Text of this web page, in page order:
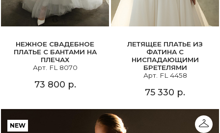
НЕЖНОЕ СВАДЕБНОЕ
ПЛАТЬЕ С БАНТАМИ НА
ПЛЕЧАХ
Арт. FL 8070
73 800 р.
ЛЕТЯЩЕЕ ПЛАТЬЕ ИЗ
ФАТИНА С
НИСПАДАЮЩИМИ
БРЕТЕЛЯМИ
Арт. FL 4458
75 330 р.
NEW